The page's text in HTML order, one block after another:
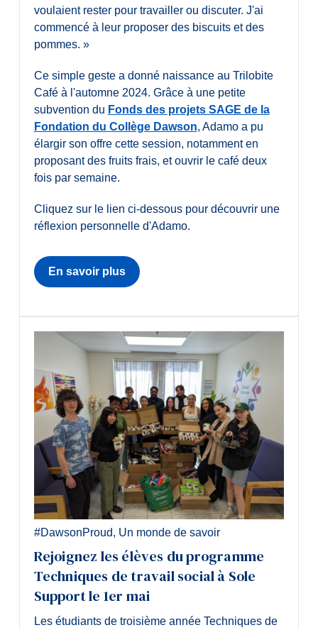
voulaient rester pour travailler ou discuter. J'ai
commencé à leur proposer des biscuits et des
pommes. »
Ce simple geste a donné naissance au Trilobite
Café à l'automne 2024. Grâce à une petite
subvention du Fonds des projets SAGE de la
Fondation du Collège Dawson, Adamo a pu
élargir son offre cette session, notamment en
proposant des fruits frais, et ouvrir le café deux
fois par semaine.
Cliquez sur le lien ci-dessous pour découvrir une
réflexion personnelle d'Adamo.
En savoir plus
#DawsonProud, Un monde de savoir
Rejoignez les élèves du programme
Techniques de travail social à Sole
Support le 1er mai
Les étudiants de troisième année Techniques de